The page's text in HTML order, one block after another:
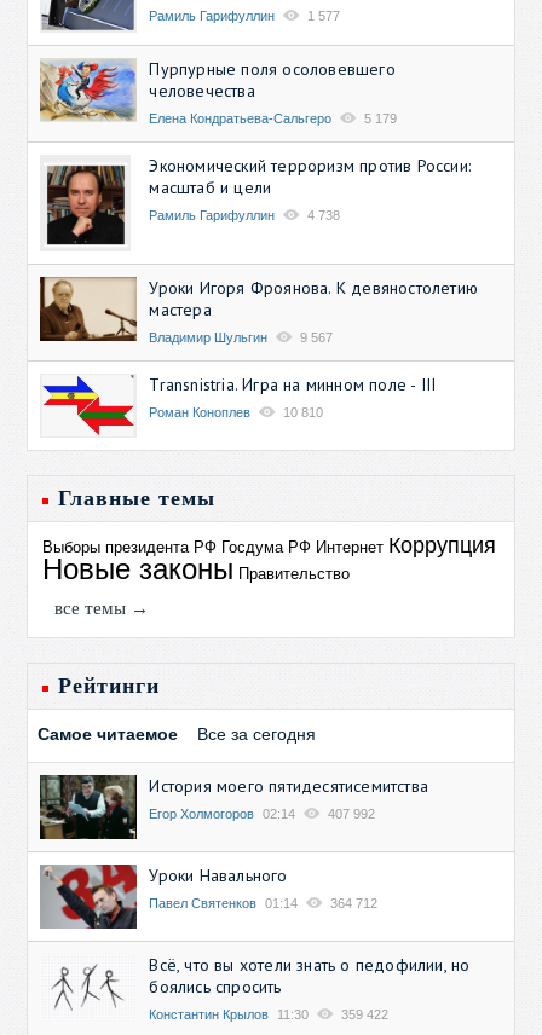
Рамиль Гарифуллин 1 577
Пурпурные поля осоловевшего
человечества
Елена Кондратьева-Сальгеро 5 179
Экономический терроризм против России:
масштаб и цели
Рамиль Гарифуллин 4 738
Уроки Игоря Фроянова. К девяностолетию
мастера
Владимир Шульгин 9 567
Transnistria. Игра на минном поле - III
Роман Коноплев 10 810
Главные темы
Выборы президента РФ Госдума РФ Интернет Коррупция
Новые законы Правительство
все темы →
Рейтинги
Самое читаемое Все за сегодня
История моего пятидесятисемитства
Егор Холмогоров 02:14 407 992
Уроки Навального
Павел Святенков 01:14 364 712
Всё, что вы хотели знать о педофилии, но
боялись спросить
Константин Крылов 11:30 359 422